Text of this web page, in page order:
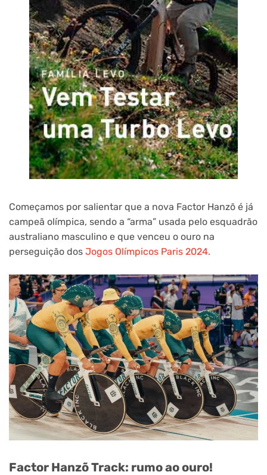
Começamos por salientar que a nova Factor Hanzõ é já
campeã olímpica, sendo a “arma” usada pelo esquadrão
australiano masculino e que venceu o ouro na
perseguição dos Jogos Olímpicos Paris 2024.
Factor Hanzõ Track: rumo ao ouro!